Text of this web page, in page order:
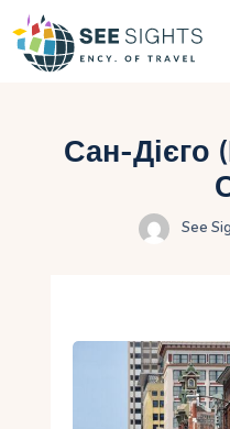
Типи Турів
Інфо
Сан-Дієго
See